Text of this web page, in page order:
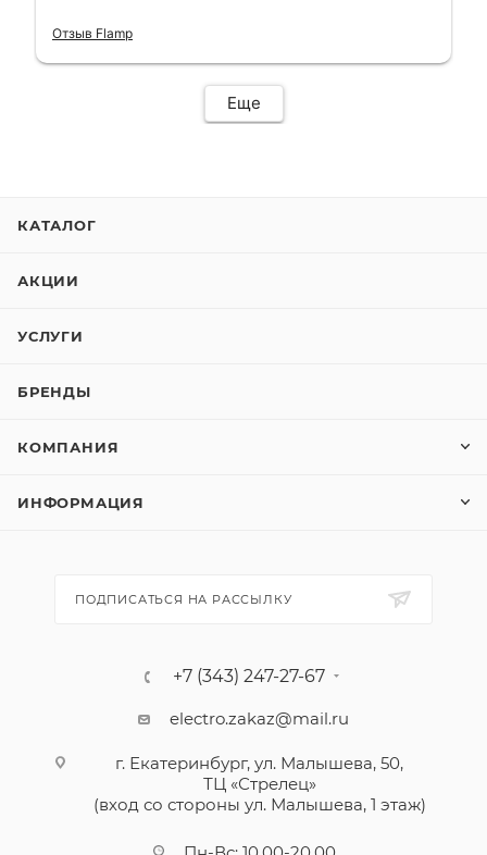
гарантии, поэтому и обратился в этот
Отзыв Flamp
Еще
КАТАЛОГ
АКЦИИ
УСЛУГИ
БРЕНДЫ
КОМПАНИЯ
ИНФОРМАЦИЯ
ПОДПИСАТЬСЯ НА РАССЫЛКУ
+7 (343) 247-27-67
electro.zakaz@mail.ru
г. Екатеринбург, ул. Малышева, 50,
ТЦ «Стрелец»
(вход со стороны ул. Малышева, 1 этаж)